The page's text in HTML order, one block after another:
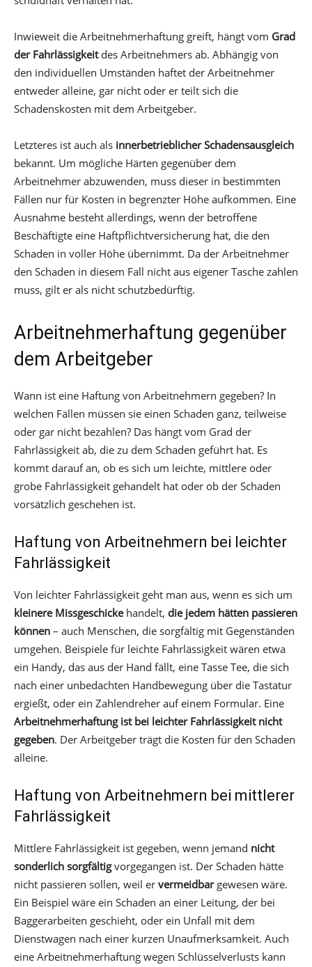
Inwieweit die Arbeitnehmerhaftung greift, hängt vom Grad
der Fahrlässigkeitdes Arbeitnehmers ab. Abhängig von
den individuellen Umständen haftet der Arbeitnehmer
entweder alleine, gar nicht oder er teilt sich die
Schadenskosten mit dem Arbeitgeber.
Letzteres ist auch als innerbetrieblicher Schadensausgleich
bekannt. Um mögliche Härten gegenüber dem
Arbeitnehmer abzuwenden, muss dieser in bestimmten
Fällen nur für Kosten in begrenzter Höhe aufkommen. Eine
Ausnahme besteht allerdings, wenn der betroffene
Beschäftigte eine Haftpflichtversicherung hat, die den
Schaden in voller Höhe übernimmt. Da der Arbeitnehmer
den Schaden in diesem Fall nicht aus eigener Tasche zahlen
muss, gilt er als nicht schutzbedürftig.
Arbeitnehmerhaftung gegenüber
dem Arbeitgeber
Wann ist eine Haftung von Arbeitnehmern gegeben? In
welchen Fällen müssen sie einen Schaden ganz, teilweise
oder gar nicht bezahlen? Das hängt vom Grad der
Fahrlässigkeit ab, die zu dem Schaden geführt hat. Es
kommt darauf an, ob es sich um leichte, mittlere oder
grobe Fahrlässigkeit gehandelt hat oder ob der Schaden
vorsätzlich geschehen ist.
Haftung von Arbeitnehmern bei leichter
Fahrlässigkeit
Von leichter Fahrlässigkeit geht man aus, wenn es sich um
kleinere Missgeschickehandelt, die jedem hätten passieren
können – auch Menschen, die sorgfältig mit Gegenständen
umgehen. Beispiele für leichte Fahrlässigkeit wären etwa
ein Handy, das aus der Hand fällt, eine Tasse Tee, die sich
nach einer unbedachten Handbewegung über die Tastatur
ergießt, oder ein Zahlendreher auf einem Formular. Eine
Arbeitnehmerhaftung ist bei leichter Fahrlässigkeit nicht
gegeben. Der Arbeitgeber trägt die Kosten für den Schaden
alleine.
Haftung von Arbeitnehmern bei mittlerer
Fahrlässigkeit
Mittlere Fahrlässigkeit ist gegeben, wenn jemand nicht
sonderlich sorgfältigvorgegangen ist. Der Schaden hätte
nicht passieren sollen, weil er vermeidbargewesen wäre.
Ein Beispiel wäre ein Schaden an einer Leitung, der bei
Baggerarbeiten geschieht, oder ein Unfall mit dem
Dienstwagen nach einer kurzen Unaufmerksamkeit. Auch
eine Arbeitnehmerhaftung wegen Schlüsselverlusts kann